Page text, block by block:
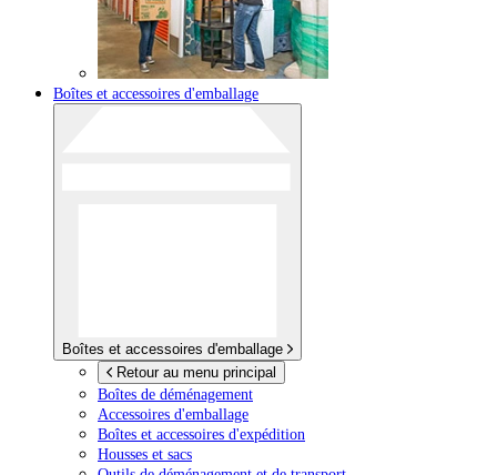
Boîtes et accessoires d'emballage
Boîtes et accessoires d'emballage
Retour au menu principal
Boîtes de déménagement
Accessoires d'emballage
Boîtes et accessoires d'expédition
Housses et sacs